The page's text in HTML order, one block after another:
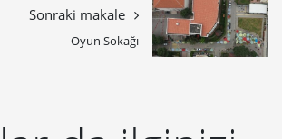
Sonraki makale
Oyun Sokağı